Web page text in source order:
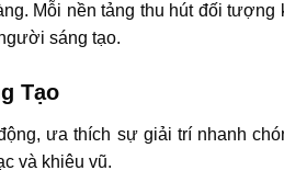
Mỗi nền tảng thu hút đối
sáng tạo.
Tạo
ưa thích sự giải trí nhanh
và khiêu vũ.